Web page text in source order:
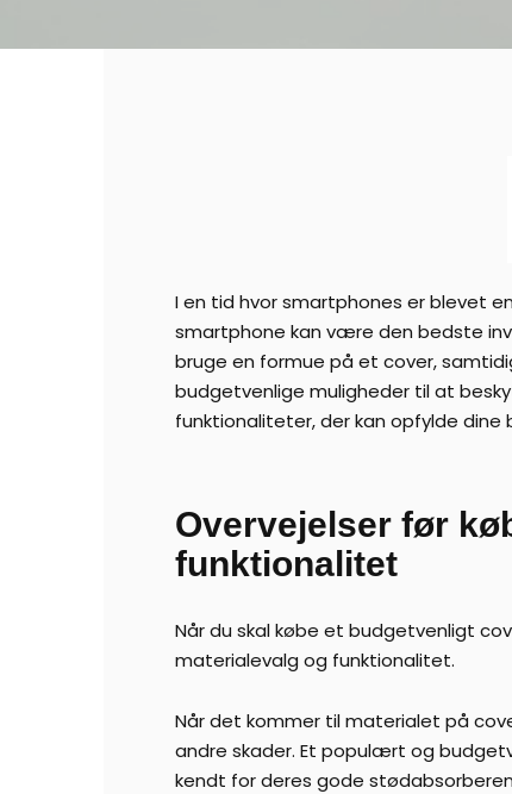
I en tid hvor smartphones er blevet
smartphone kan være den bedste
bruge en formue på et cover,
budgetvenlige muligheder til at
funktionaliteter, der kan opfylde
Overvejelser før
funktionalitet
Når du skal købe et budgetvenligt
materialevalg og funktionalitet.
Når det kommer til materialet på
andre skader. Et populært og
kendt for deres gode